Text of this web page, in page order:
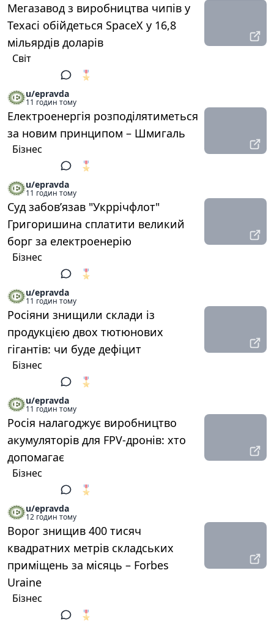
Мегазавод з виробництва чипів у
Техасі обійдеться SpaceX у 16,8
мільярдів доларів
Світ
🎖️
u/epravda
11 годин тому
Електроенергія розподілятиметься
за новим принципом – Шмигаль
Бізнес
🎖️
u/epravda
11 годин тому
Суд забов’язав "Укррічфлот"
Григоришина сплатити великий
борг за електроенерію
Бізнес
🎖️
u/epravda
11 годин тому
Росіяни знищили склади із
продукцією двох тютюнових
гігантів: чи буде дефіцит
Бізнес
🎖️
u/epravda
11 годин тому
Росія налагоджує виробництво
акумуляторів для FPV-дронів: хто
допомагає
Бізнес
🎖️
u/epravda
12 годин тому
Ворог знищив 400 тисяч
квадратних метрів складських
приміщень за місяць – Forbes
Uraine
Бізнес
🎖️